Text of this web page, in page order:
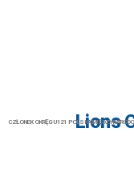
Lions
CZŁONEK OKRĘGU 121 POLSKA